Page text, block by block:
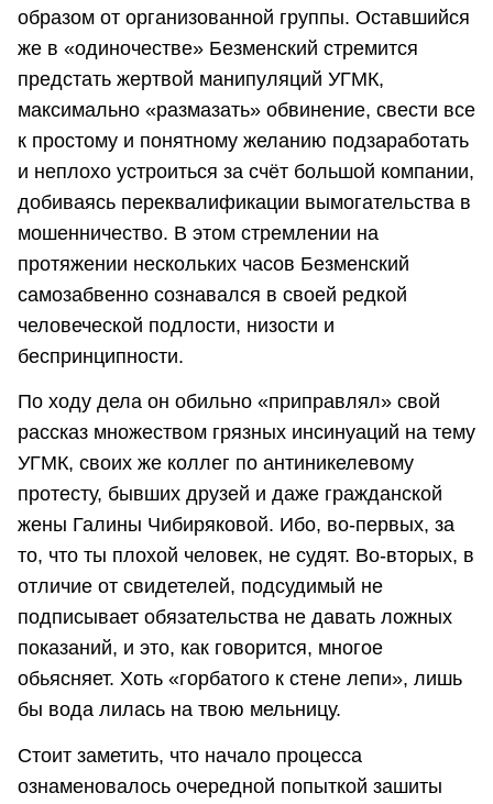
образом от организованной группы. Оставшийся
же в «одиночестве» Безменский стремится
предстать жертвой манипуляций УГМК,
максимально «размазать» обвинение, свести все
к простому и понятному желанию подзаработать
и неплохо устроиться за счёт большой компании,
добиваясь переквалификации вымогательства в
мошенничество. В этом стремлении на
протяжении нескольких часов Безменский
самозабвенно сознавался в своей редкой
человеческой подлости, низости и
беспринципности.
По ходу дела он обильно «приправлял» свой
рассказ множеством грязных инсинуаций на тему
УГМК, своих же коллег по антиникелевому
протесту, бывших друзей и даже гражданской
жены Галины Чибиряковой. Ибо, во-первых, за
то, что ты плохой человек, не судят. Во-вторых, в
отличие от свидетелей, подсудимый не
подписывает обязательства не давать ложных
показаний, и это, как говорится, многое
обьясняет. Хоть «горбатого к стене лепи», лишь
бы вода лилась на твою мельницу.
Стоит заметить, что начало процесса
ознаменовалось очередной попыткой зашиты